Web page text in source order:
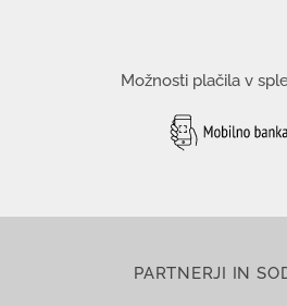
Možnosti plačila v
PARTNERJI IN